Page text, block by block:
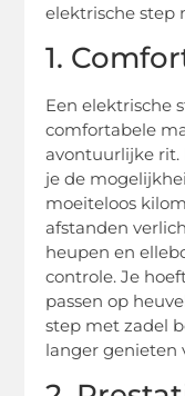
elektrische step
1.
Een elektrische
comfortabele
avontuurlijke rit.
je de
moeiteloos
afstanden
heupen en
controle. Je
passen op
step met zadel
langer genieten